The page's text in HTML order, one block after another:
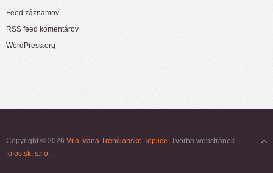
Feed záznamov
RSS feed komentárov
WordPress.org
Copyright © 2026 Vila Ivana Trenčianske Teplice. Tvorba webstránok -
fofos.sk, s.r.o..